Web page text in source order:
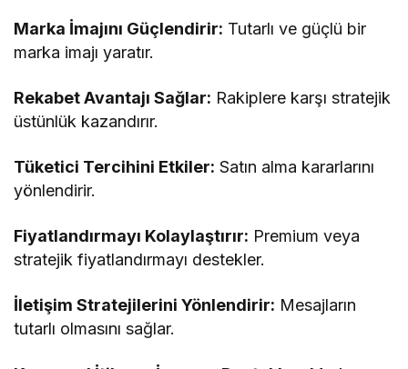
Marka İmajını Güçlendirir: Tutarlı ve güçlü bir
marka imajı yaratır.
Rekabet Avantajı Sağlar: Rakiplere karşı stratejik
üstünlük kazandırır.
Tüketici Tercihini Etkiler: Satın alma kararlarını
yönlendirir.
Fiyatlandırmayı Kolaylaştırır: Premium veya
stratejik fiyatlandırmayı destekler.
İletişim Stratejilerini Yönlendirir: Mesajların
tutarlı olmasını sağlar.